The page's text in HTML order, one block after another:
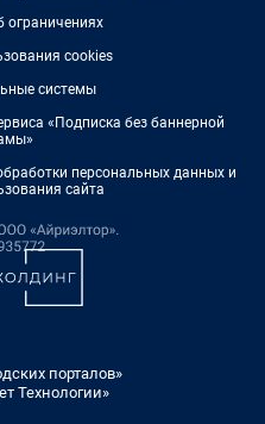
cookies
системы
«Подписка без баннерной
персональных данных и
сайта
порталов»
Технологии»